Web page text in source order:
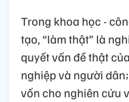
Trong khoa học -
tạo, “làm thật” là
quyết vấn đề thật
nghiệp và người
vốn cho nghiên cứu